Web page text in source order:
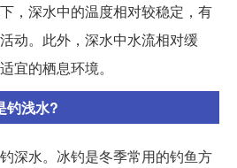
，深水中的温度相对较稳定，有
动。此外，深水中水流相对缓
宜的栖息环境。
钓浅水?
深水。冰钓是冬季常用的钓鱼方